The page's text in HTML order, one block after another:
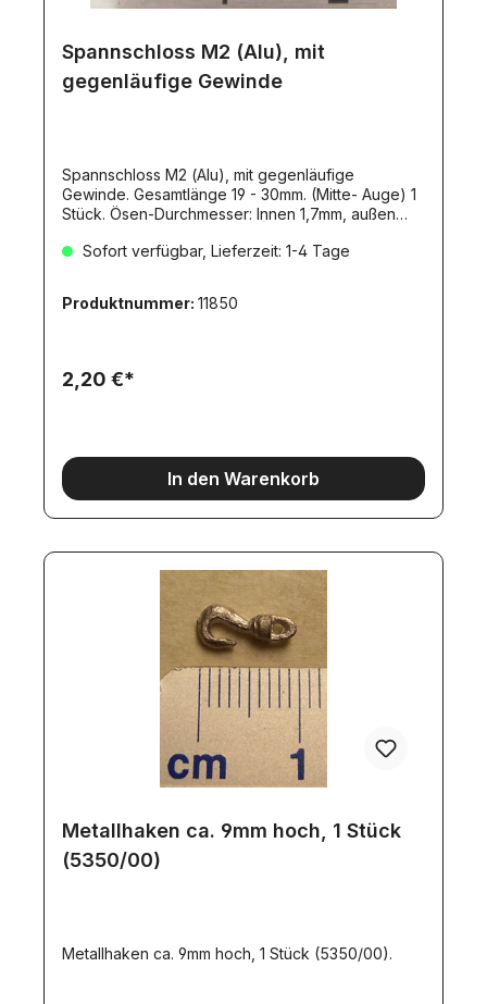
Spannschloss M2 (Alu), mit
gegenläufige Gewinde
Spannschloss M2 (Alu), mit gegenläufige
Gewinde. Gesamtlänge 19 - 30mm. (Mitte- Auge) 1
Stück. Ösen-Durchmesser: Innen 1,7mm, außen
Sofort verfügbar, Lieferzeit: 1-4 Tage
Produktnummer: 11850
2,20 €*
In den Warenkorb
Metallhaken ca. 9mm hoch, 1 Stück
(5350/00)
Metallhaken ca. 9mm hoch, 1 Stück (5350/00).